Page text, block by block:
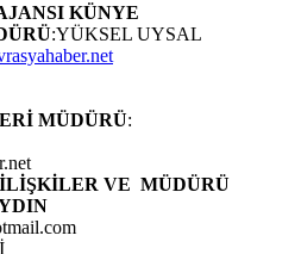
KÜNYE
:YÜKSEL UYSAL
MÜDÜRÜ:
VE MÜDÜRÜ